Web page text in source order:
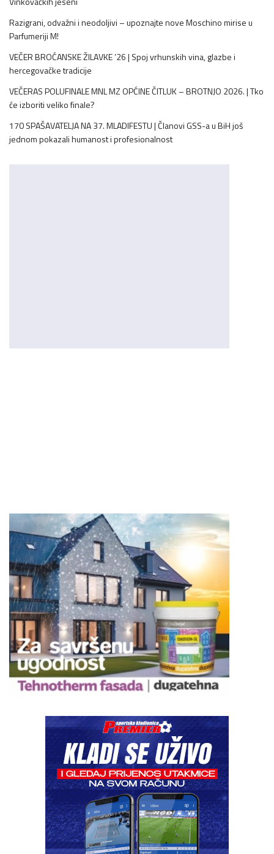
Razigrani, odvažni i neodoljivi – upoznajte nove Moschino mirise u
Parfumeriji M!
VEČER BROĆANSKE ŽILAVKE ’26 | Spoj vrhunskih vina, glazbe i
hercegovačke tradicije
VEČERAS POLUFINALE MNL MZ OPĆINE ČITLUK – BROTNJO 2026. | Tko
će izboriti veliko finale?
170 SPAŠAVATELJA NA 37. MLADIFESTU | Članovi GSS-a u BiH još
jednom pokazali humanost i profesionalnost